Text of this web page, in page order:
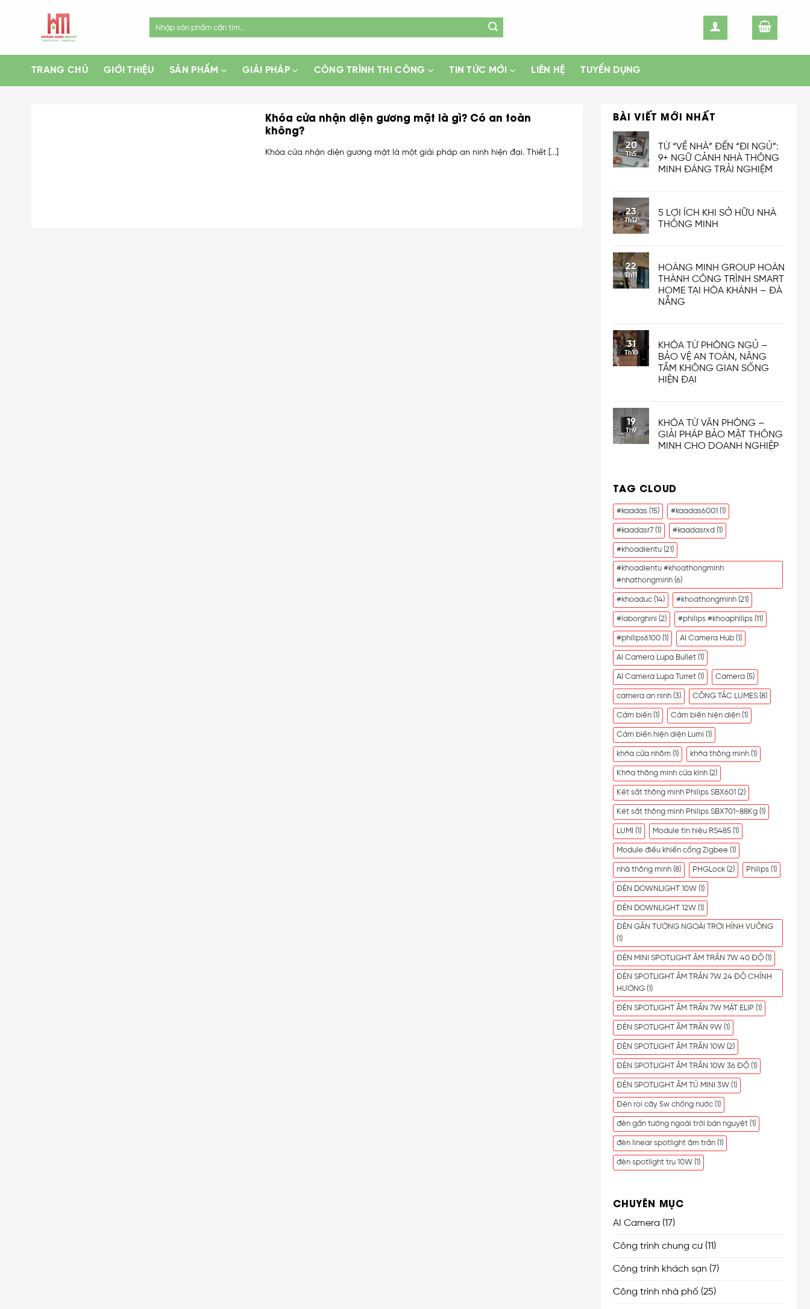
TRANG CHỦ GIỚI THIỆU SẢN PHẨM GIẢI PHÁP CÔNG TRÌNH THI CÔNG TIN TỨC MỚI LIÊN HỆ TUYỂN DỤNG
Khóa cửa nhận diện gương mặt là gì? Có an toàn
không?
Khóa cửa nhận diện gương mặt là một giải pháp an ninh hiện đại. Thiết [...]
BÀI VIẾT MỚI NHẤT
20
Th5
TỪ “VỀ NHÀ” ĐẾN “ĐI NGỦ”:
9+ NGỮ CẢNH NHÀ THÔNG
MINH ĐÁNG TRẢI NGHIỆM
23
Th12
5 LỢI ÍCH KHI SỞ HỮU NHÀ
THÔNG MINH
22
Th11
HOÀNG MINH GROUP HOÀN
THÀNH CÔNG TRÌNH SMART
HOME TẠI HÒA KHÁNH – ĐÀ
NẴNG
31
Th10
KHÓA TỪ PHÒNG NGỦ –
BẢO VỆ AN TOÀN, NÂNG
TẦM KHÔNG GIAN SỐNG
HIỆN ĐẠI
19
Th9
KHÓA TỪ VĂN PHÒNG –
GIẢI PHÁP BẢO MẬT THÔNG
MINH CHO DOANH NGHIỆP
TAG CLOUD
#kaadas (15) #kaadas6001 (1)
#kaadasr7 (1) #kaadasrxd (1)
#khoadientu (21)
#khoadientu #khoathongminh
#nhathongminh (6)
#khoaduc (14) #khoathongminh (21)
#laborghini (2) #philips #khoaphilips (11)
#philips6100 (1) AI Camera Hub (1)
AI Camera Lupa Bullet (1)
AI Camera Lupa Turret (1) Camera (5)
camera an ninh (3) CÔNG TẮC LUMES (8)
Cảm biến (1) Cảm biến hiện diện (1)
Cảm biến hiện diện Lumi (1)
khóa cửa nhôm (1) khóa thông minh (1)
Khóa thông minh cửa kính (2)
Két sắt thông minh Philips SBX601 (2)
Két sắt thông minh Philips SBX701-88Kg (1)
LUMI (1) Module tín hiệu RS485 (1)
Module điều khiển cổng Zigbee (1)
nhà thông minh (8) PHGLock (2) Philips (1)
ĐÈN DOWNLIGHT 10W (1)
ĐÈN DOWNLIGHT 12W (1)
ĐÈN GẮN TƯỜNG NGOÀI TRỜI HÌNH VUÔNG
(1)
ĐÈN MINI SPOTLIGHT ÂM TRẦN 7W 40 ĐỘ (1)
ĐÈN SPOTLIGHT ÂM TRẦN 7W 24 ĐỘ CHỈNH
HƯỚNG (1)
ĐÈN SPOTLIGHT ÂM TRẦN 7W MẶT ELIP (1)
ĐÈN SPOTLIGHT ÂM TRẦN 9W (1)
ĐÈN SPOTLIGHT ÂM TRẦN 10W (2)
ĐÈN SPOTLIGHT ÂM TRẦN 10W 36 ĐỘ (1)
ĐÈN SPOTLIGHT ÂM TỦ MINI 3W (1)
Đèn rọi cây 5w chống nước (1)
đèn gắn tường ngoài trời bán nguyệt (1)
đèn linear spotlight âm trần (1)
đèn spotlight trụ 10W (1)
CHUYÊN MỤC
AI Camera (17)
Công trình chung cư(11)
Công trình khách sạn (7)
Công trình nhà phố (25)